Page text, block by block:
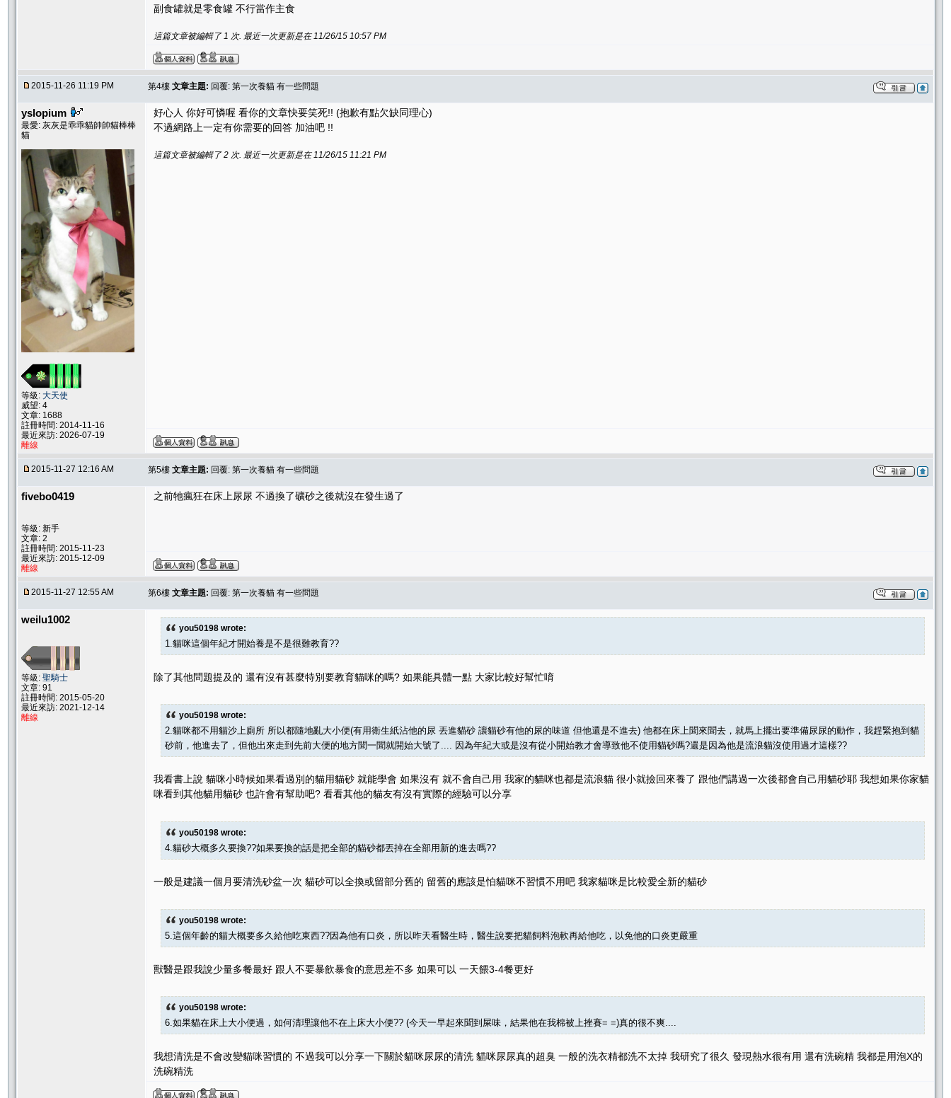
副食罐就是零食罐 不行當作主食
這篇文章被編輯了 1 次. 最近一次更新是在 11/26/15 10:57 PM
2015-11-26 11:19 PM 第4樓 文章主題: 回覆: 第一次養貓 有一些問題
yslopium
最愛: 灰灰是乖乖貓帥帥貓棒棒
貓
等級: 大天使
威望: 4
文章: 1688
註冊時間: 2014-11-16
最近來訪: 2026-07-19
離線
好心人 你好可憐喔 看你的文章快要笑死!! (抱歉有點欠缺同理心)
不過網路上一定有你需要的回答 加油吧 !!
這篇文章被編輯了 2 次. 最近一次更新是在 11/26/15 11:21 PM
2015-11-27 12:16 AM 第5樓 文章主題: 回覆: 第一次養貓 有一些問題
fivebo0419
等級: 新手
文章: 2
註冊時間: 2015-11-23
最近來訪: 2015-12-09
離線
之前牠瘋狂在床上尿尿 不過換了礦砂之後就沒在發生過了
2015-11-27 12:55 AM 第6樓 文章主題: 回覆: 第一次養貓 有一些問題
weilu1002
等級: 聖騎士
文章: 91
註冊時間: 2015-05-20
最近來訪: 2021-12-14
離線
you50198 wrote:
1.貓咪這個年紀才開始養是不是很難教育??
除了其他問題提及的 還有沒有甚麼特別要教育貓咪的嗎? 如果能具體一點 大家比較好幫忙唷
you50198 wrote:
2.貓咪都不用貓沙上廁所 所以都隨地亂大小便(有用衛生紙沾他的尿 丟進貓砂 讓貓砂有他的尿的味道 但他還是不進去) 他都在床上聞來聞去，就馬上擺出要準備尿尿的動作，我趕緊抱到貓
砂前，他進去了，但他出來走到先前大便的地方聞一聞就開始大號了.... 因為年紀大或是沒有從小開始教才會導致他不使用貓砂嗎?還是因為他是流浪貓沒使用過才這樣??
我看書上說 貓咪小時候如果看過別的貓用貓砂 就能學會 如果沒有 就不會自己用 我家的貓咪也都是流浪貓 很小就撿回來養了 跟他們講過一次後都會自己用貓砂耶 我想如果你家貓
咪看到其他貓用貓砂 也許會有幫助吧? 看看其他的貓友有沒有實際的經驗可以分享
you50198 wrote:
4.貓砂大概多久要換??如果要換的話是把全部的貓砂都丟掉在全部用新的進去嗎??
一般是建議一個月要清洗砂盆一次 貓砂可以全換或留部分舊的 留舊的應該是怕貓咪不習慣不用吧 我家貓咪是比較愛全新的貓砂
you50198 wrote:
5.這個年齡的貓大概要多久給他吃東西??因為他有口炎，所以昨天看醫生時，醫生說要把貓飼料泡軟再給他吃，以免他的口炎更嚴重
獸醫是跟我說少量多餐最好 跟人不要暴飲暴食的意思差不多 如果可以 一天餵3-4餐更好
you50198 wrote:
6.如果貓在床上大小便過，如何清理讓他不在上床大小便?? (今天一早起來聞到屎味，結果他在我棉被上挫賽= =)真的很不爽....
我想清洗是不會改變貓咪習慣的 不過我可以分享一下關於貓咪尿尿的清洗 貓咪尿尿真的超臭 一般的洗衣精都洗不太掉 我研究了很久 發現熱水很有用 還有洗碗精 我都是用泡X的
洗碗精洗